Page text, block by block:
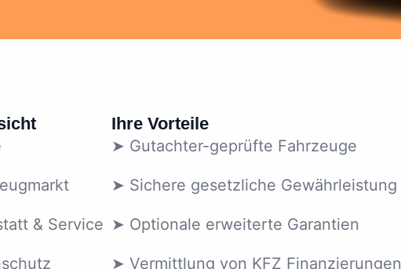
& Service
Ihre Vorteile
➤ Gutachter-geprüfte Fahrzeuge
➤ Sichere gesetzliche Gewährleistung
➤ Optionale erweiterte Garantien
➤ Vermittlung von KFZ Finanzierungen